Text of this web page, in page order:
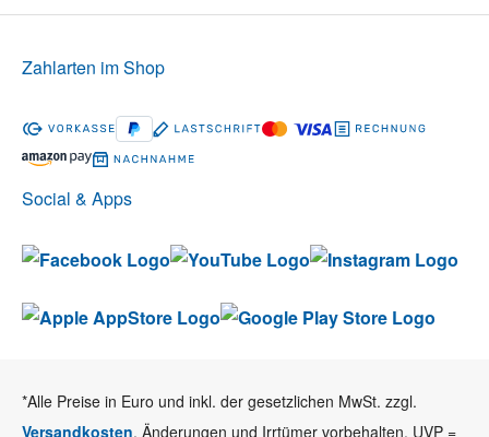
Social & Apps
Zahlarten im Shop
*Alle Preise in Euro und inkl. der gesetzlichen MwSt. zzgl.
Versandkosten. Änderungen und Irrtümer vorbehalten. UVP =